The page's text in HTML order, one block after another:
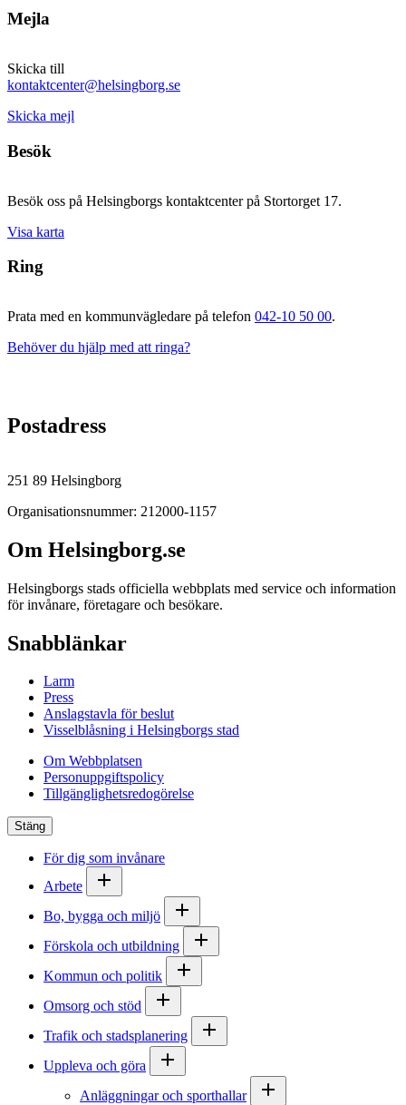
Mejla
Skicka till
kontaktcenter@helsingborg.se
Skicka mejl
Besök
Besök oss på Helsingborgs kontaktcenter på Stortorget 17.
Visa karta
Ring
Prata med en kommunvägledare på telefon 042-10 50 00.
Behöver du hjälp med att ringa?
Postadress
251 89 Helsingborg
Organisationsnummer: 212000-1157
Om Helsingborg.se
Helsingborgs stads officiella webbplats med service och information
för invånare, företagare och besökare.
Snabblänkar
Larm
Press
Anslagstavla för beslut
Visselblåsning i Helsingborgs stad
Om Webbplatsen
Personuppgiftspolicy
Tillgänglighetsredogörelse
Stäng
För dig som invånare
Arbete
Bo, bygga och miljö
Förskola och utbildning
Kommun och politik
Omsorg och stöd
Trafik och stadsplanering
Uppleva och göra
Anläggningar och sporthallar